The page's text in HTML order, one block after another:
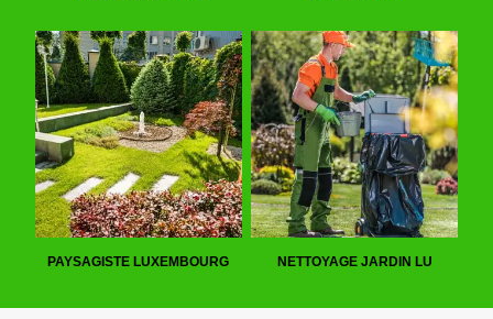
PAYSAGISTE LUXEMBOURG NETTOYAGE JARDIN LU